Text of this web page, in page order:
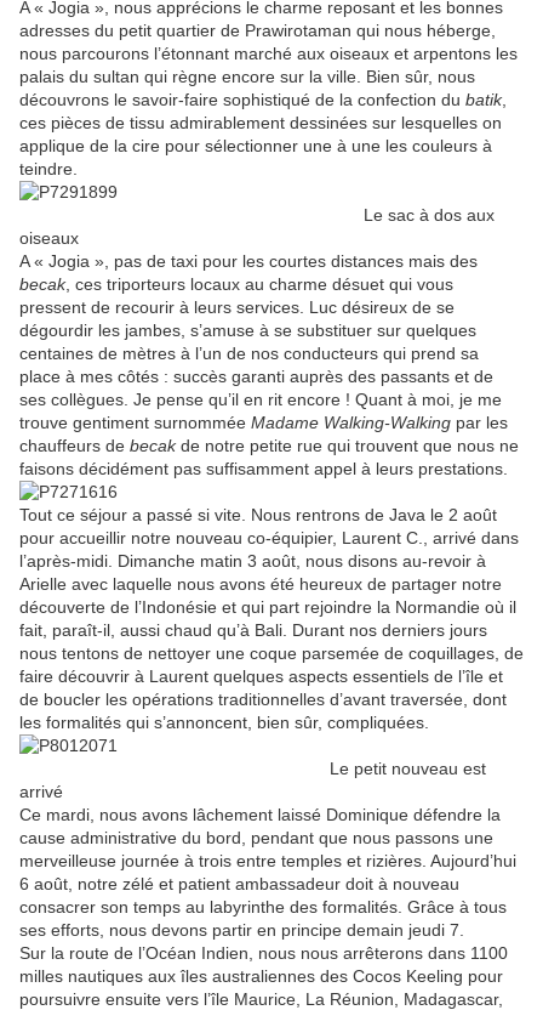
A « Jogia », nous apprécions le charme reposant et les bonnes
adresses du petit quartier de Prawirotaman qui nous héberge,
nous parcourons l’étonnant marché aux oiseaux et arpentons les
palais du sultan qui règne encore sur la ville. Bien sûr, nous
découvrons le savoir-faire sophistiqué de la confection du batik,
ces pièces de tissu admirablement dessinées sur lesquelles on
applique de la cire pour sélectionner une à une les couleurs à
teindre.
Le sac à dos aux
oiseaux
A « Jogia », pas de taxi pour les courtes distances mais des
becak, ces triporteurs locaux au charme désuet qui vous
pressent de recourir à leurs services. Luc désireux de se
dégourdir les jambes, s’amuse à se substituer sur quelques
centaines de mètres à l’un de nos conducteurs qui prend sa
place à mes côtés : succès garanti auprès des passants et de
ses collègues. Je pense qu’il en rit encore ! Quant à moi, je me
trouve gentiment surnommée Madame Walking-Walking par les
chauffeurs de becakde notre petite rue qui trouvent que nous ne
faisons décidément pas suffisamment appel à leurs prestations.
Tout ce séjour a passé si vite. Nous rentrons de Java le 2 août
pour accueillir notre nouveau co-équipier, Laurent C., arrivé dans
l’après-midi. Dimanche matin 3 août, nous disons au-revoir à
Arielle avec laquelle nous avons été heureux de partager notre
découverte de l’Indonésie et qui part rejoindre la Normandie où il
fait, paraît-il, aussi chaud qu’à Bali. Durant nos derniers jours
nous tentons de nettoyer une coque parsemée de coquillages, de
faire découvrir à Laurent quelques aspects essentiels de l’île et
de boucler les opérations traditionnelles d’avant traversée, dont
les formalités qui s’annoncent, bien sûr, compliquées.
Le petit nouveau est
arrivé
Ce mardi, nous avons lâchement laissé Dominique défendre la
cause administrative du bord, pendant que nous passons une
merveilleuse journée à trois entre temples et rizières. Aujourd’hui
6 août, notre zélé et patient ambassadeur doit à nouveau
consacrer son temps au labyrinthe des formalités. Grâce à tous
ses efforts, nous devons partir en principe demain jeudi 7.
Sur la route de l’Océan Indien, nous nous arrêterons dans 1100
milles nautiques aux îles australiennes des Cocos Keeling pour
poursuivre ensuite vers l’île Maurice, La Réunion, Madagascar,